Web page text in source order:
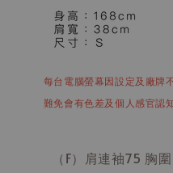
每台電腦螢幕因設定及廠牌
難免會有色差及個人感官認
（F）肩連袖75 胸